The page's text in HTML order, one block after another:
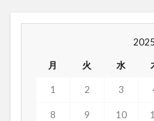
月 火 水
1 2 3
8 9 10